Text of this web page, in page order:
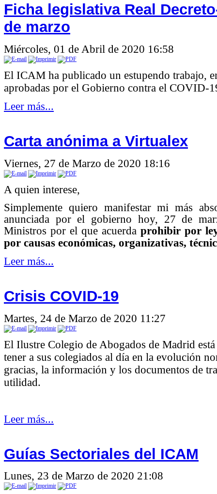
Ficha legislativa Real
de marzo
Miércoles, 01 de Abril de 2020 16:58
El ICAM ha publicado un estupendo trabajo,
aprobadas por el Gobierno contra el COVID-
Leer más...
Carta anónima a Virtualex
Viernes, 27 de Marzo de 2020 18:16
A quien interese,
Simplemente quiero manifestar mi más
anunciada por el gobierno hoy, 27 de
Ministros por el que acuerdaprohibir por
por causas económicas, organizativas,
Leer más...
Crisis COVID-19
Martes, 24 de Marzo de 2020 11:27
El Ilustre Colegio de Abogados de Madrid
tener a sus colegiados al día en la evolución
gracias, la información y los documentos de
utilidad.
Leer más...
Guías Sectoriales del ICAM
Lunes, 23 de Marzo de 2020 21:08